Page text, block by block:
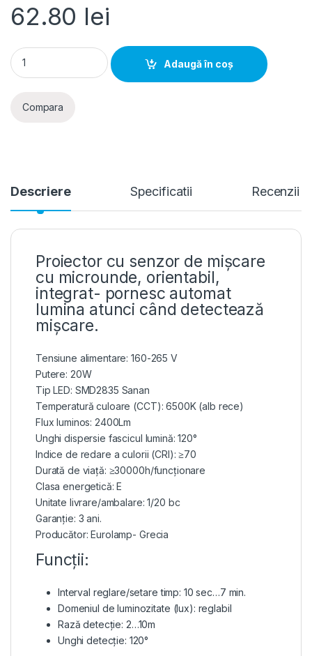
62.80 lei
Proiector LED, 20W, 6500K (alb rece), 240V, senzor
Adaugă în coș
Compara
Descriere Specificatii Recenzii
Proiector cu senzor de mișcare
cu microunde, orientabil,
integrat- pornesc automat
lumina atunci când detectează
mișcare.
Tensiune alimentare: 160-265 V
Putere: 20W
Tip LED: SMD2835 Sanan
Temperatură culoare (CCT): 6500K (alb rece)
Flux luminos: 2400Lm
Unghi dispersie fascicul lumină: 120°
Indice de redare a culorii (CRI): ≥70
Durată de viață: ≥30000h/funcționare
Clasa energetică: E
Unitate livrare/ambalare: 1/20 bc
Garanție: 3 ani.
Producător: Eurolamp- Grecia
Funcții:
Interval reglare/setare timp: 10 sec…7 min.
Domeniul de luminozitate (lux): reglabil
Rază detecție: 2…10m
Unghi detecție: 120°